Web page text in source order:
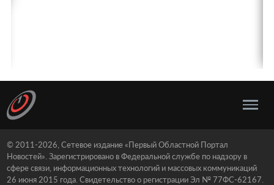
© 2011-2026, Сетевое издание «Первый Областной Портал
Новостей». Зарегистрировано в Федеральной службе по надзору в
сфере связи, информационных технологий и массовых коммуникаций
26 июня 2015 года. Свидетельство о регистрации Эл № 77ФС-62167.